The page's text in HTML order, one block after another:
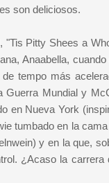
son deliciosos.
Pitty Shees a
Anaabella,
tempo más
Guerra Mundial y
en Nueva York
tumbado en la
y en la que,
¿Acaso la carrera